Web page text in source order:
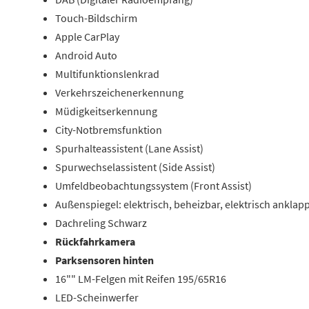
Touch-Bildschirm
Apple CarPlay
Android Auto
Multifunktionslenkrad
Verkehrszeichenerkennung
Müdigkeitserkennung
City-Notbremsfunktion
Spurhalteassistent (Lane Assist)
Spurwechselassistent (Side Assist)
Umfeldbeobachtungssystem (Front Assist)
Außenspiegel: elektrisch, beheizbar, elektrisch
Dachreling Schwarz
Rückfahrkamera
Parksensoren hinten
16"" LM-Felgen mit Reifen 195/65R16
LED-Scheinwerfer